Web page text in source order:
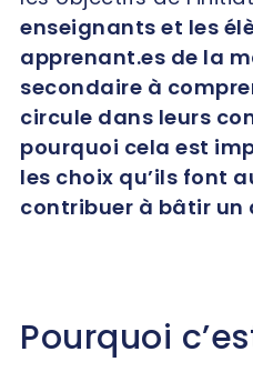
enseignants et les
apprenant.es de la
secondaire à
circule dans leurs
pourquoi cela est
les choix qu’ils font
contribuer à bâtir un
Pourquoi